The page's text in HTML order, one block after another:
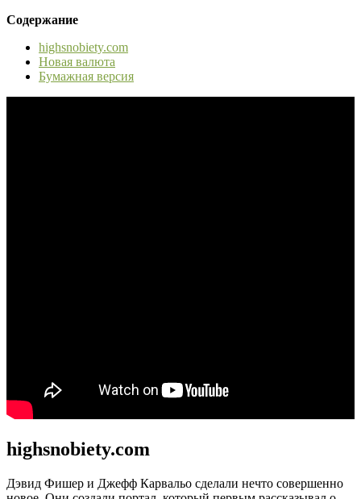
Содержание
highsnobiety.com
Новая валюта
Бумажная версия
highsnobiety.com
Дэвид Фишер и Джефф Карвальо сделали нечто совершенно